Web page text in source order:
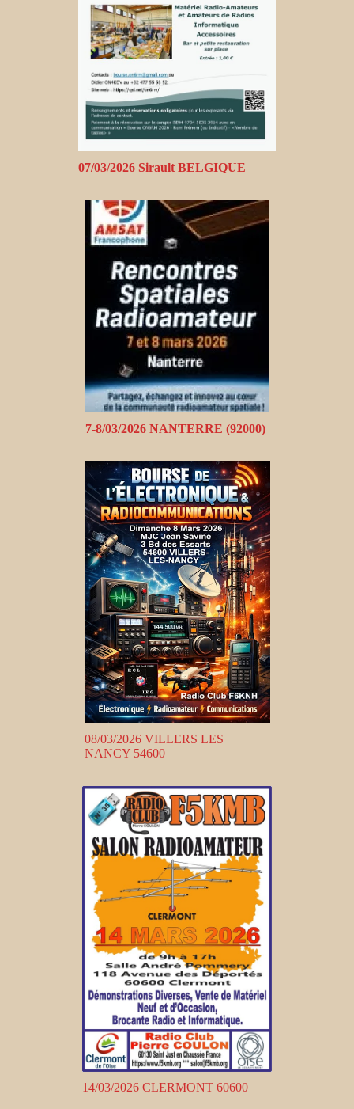
07/03/2026 Sirault BELGIQUE
7-8/03/2026 NANTERRE (92000)
08/03/2026 VILLERS LES
NANCY 54600
14/03/2026 CLERMONT 60600